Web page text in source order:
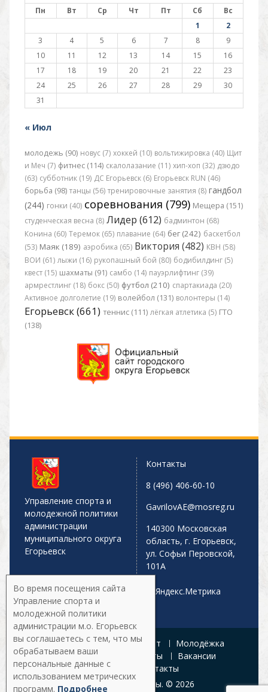
Пн Вт Ср Чт Пт Сб
Вс
1
2
3
4 5 6 7 8
9
10
11 12 13 14 15
16
17
18 19 20 21 22
23
24
25 26 27 28 29
30
31
« Июл
молодежь (90) новус (7) хоккей (10) вольтижировка (40) Щит
и Меч (7) фитнес (114) скалолазание (11) хип-хоп (32) дзюдо
(63) субботник (19) ДС Егорьевск (6) Егорьевск RUN (46)
борьба (98) танцы (56) тренировочные занятия (8) гандбол
(244) гонки (40) соревнования (799) Мещера (151)
студенческая весна (8) Лидер (612) бадминтон (68)
Конина (60) Теремок (65) плавание (64) бег (242) баскетбол
(53) Маяк (189) аэробика (65) Виктория (482) КВН (58)
ВОИ (61) лыжи (16) рукопашный бой (80) бодибилдинг (5)
квест (15) шахматы (91) самбо (14) пауэрлифтинг (39)
армрестлинг (18) бокс (50) футбол (210) спартакиада (20)
Активное долголетие (19) волейбол (131) волонтеры (14)
Егорьевск (661) теннис (111) лёгкая атлетика (5) ГТО
(138)
Управление спорта и
молодежной политики
администрации
муниципального округа
Егорьевск
Контакты
8 (496) 406-60-10
GavrilovAE@mosreg.ru
140300 Московская
область, г. Егорьевск,
ул. Софьи Перовской,
101А
Главная Афиша Спорт
Молодёжка
Управление
Документы
Вакансии
Галерея
Контакты
Все права защищены. © 2026
Во время посещения сайта
Управление спорта и
молодежной политики
администрации м.о. Егорьевск
вы соглашаетесь с тем, что мы
обрабатываем ваши
персональные данные с
использованием метрических
программ. Подробнее